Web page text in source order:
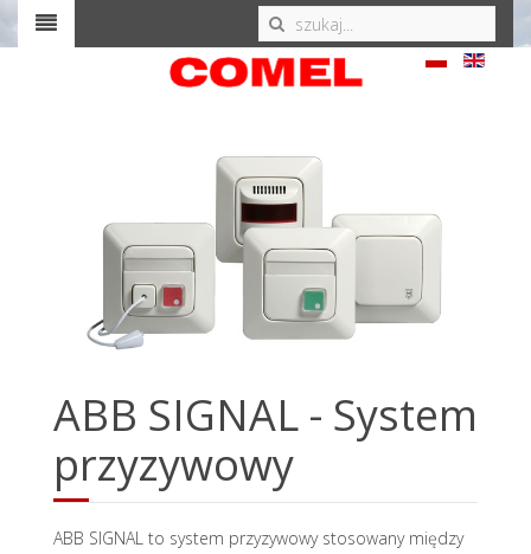
ABB SIGNAL - System
przyzywowy
ABB SIGNAL to system przyzywowy stosowany między